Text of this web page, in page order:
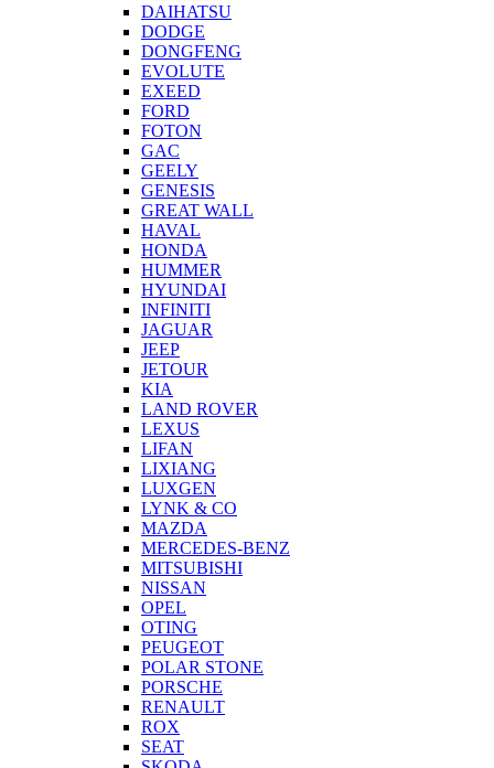
DAIHATSU
DODGE
DONGFENG
EVOLUTE
EXEED
FORD
FOTON
GAC
GEELY
GENESIS
GREAT WALL
HAVAL
HONDA
HUMMER
HYUNDAI
INFINITI
JAGUAR
JEEP
JETOUR
KIA
LAND ROVER
LEXUS
LIFAN
LIXIANG
LUXGEN
LYNK & CO
MAZDA
MERCEDES-BENZ
MITSUBISHI
NISSAN
OPEL
OTING
PEUGEOT
POLAR STONE
PORSCHE
RENAULT
ROX
SEAT